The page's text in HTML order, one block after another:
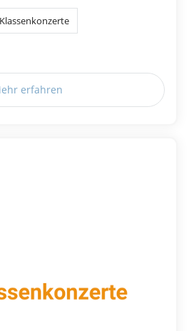
Klassenkonzerte
erfahren